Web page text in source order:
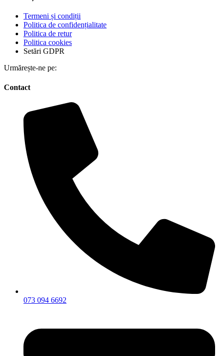
Termeni și condiții
Politica de confidențialitate
Politica de retur
Politica cookies
Setări GDPR
Urmărește-ne pe:
Contact
073 094 6692